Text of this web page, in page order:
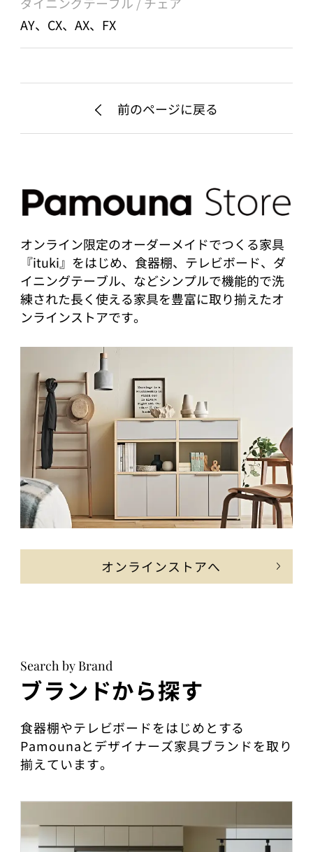
AY、CX、AX、FX
前のページに戻る
オンライン限定のオーダーメイドでつくる家具
『ituki』をはじめ、食器棚、テレビボード、ダ
イニングテーブル、などシンプルで機能的で洗
練された長く使える家具を豊富に取り揃えたオ
ンラインストアです。
オンラインストアへ
Search by Brand
ブランドから探す
食器棚やテレビボードをはじめとする
Pamounaとデザイナーズ家具ブランドを取り
揃えています。